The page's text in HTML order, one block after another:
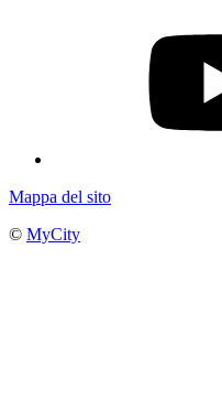
Mappa del sito
© MyCity